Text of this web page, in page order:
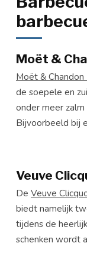
Moët &
Moët &
de soepele en
onder meer zalm
Bijvoorbeeld bij
Veuve
De Veuve
biedt namelijk
tijdens de
schenken wordt